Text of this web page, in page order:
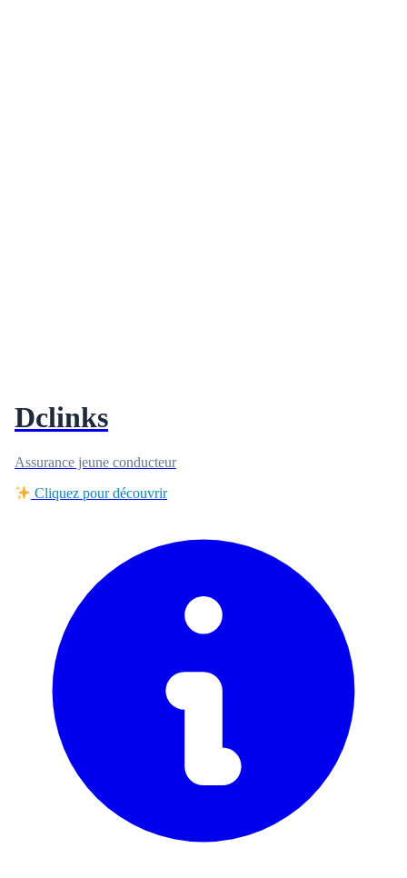
Dclinks
Assurance jeune conducteur
Cliquez pour découvrir